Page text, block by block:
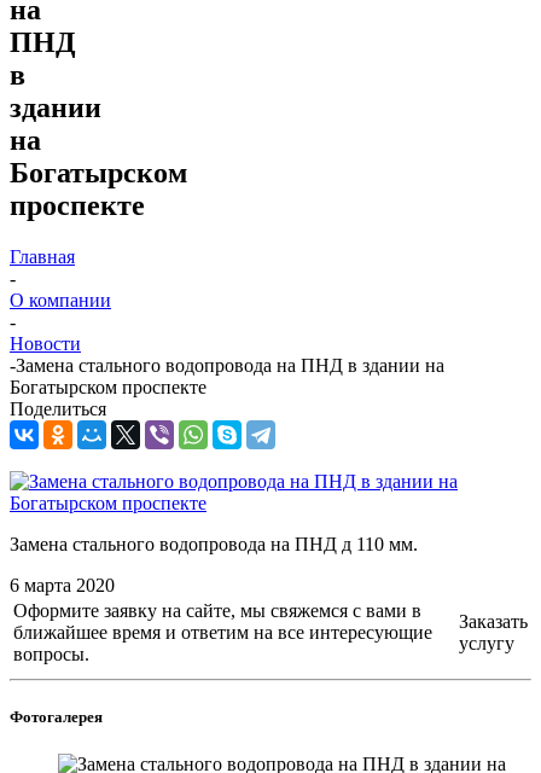
на
ПНД
в
здании
на
Богатырском
проспекте
Главная
-
О компании
-
Новости
-Замена стального водопровода на ПНД в здании на
Богатырском проспекте
Поделиться
Замена стального водопровода на ПНД д 110 мм.
6 марта 2020
Оформите заявку на сайте, мы свяжемся с вами в
ближайшее время и ответим на все интересующие
вопросы.
Заказать
услугу
Фотогалерея